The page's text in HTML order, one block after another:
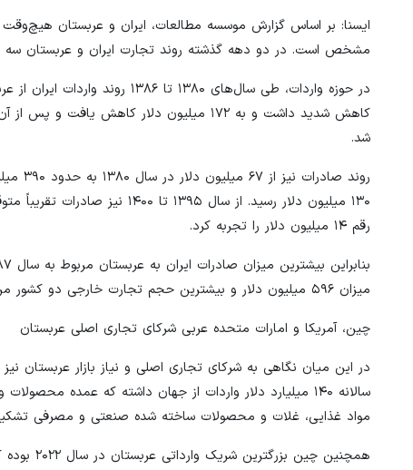
ایسنا: بر اساس گزارش موسسه مطالعات، ایران و عربستان
مشخص است. در دو دهه گذشته روند تجارت ایران و عربستان سه
شد.
رقم ۱۴ میلیون دلار را تجربه کرد.
میزان ۵۹۶ میلیون دلار و بیشترین حجم تجارت خارجی دو کشور مربوط به سال ۱۳۸۵ به میزان ۹۵۰ میلیون دلار بوده است.
چین، آمریکا و امارات متحده عربی شرکای تجاری اصلی عربستان
سالانه ۱۴۰ میلیارد دلار واردات از جهان داشته که عمده
مواد غذایی، غلات و محصولات ساخته شده صنعتی و مصرفی